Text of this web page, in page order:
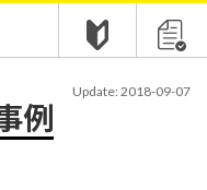
Update: 2018-09-07
例